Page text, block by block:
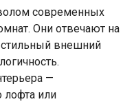
современных
Они отвечают на
стильный внешний
—
лофта или